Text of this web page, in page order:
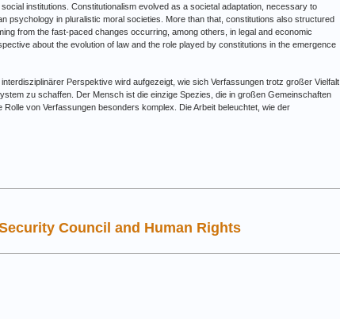
institutions. Constitutionalism evolved as a societal adaptation, necessary to
psychology in pluralistic moral societies. More than that, constitutions also structured
from the fast-paced changes occurring, among others, in legal and economic
about the evolution of law and the role played by constitutions in the emergence
Perspektive wird aufgezeigt, wie sich Verfassungen trotz großer Vielfalt
zu schaffen. Der Mensch ist die einzige Spezies, die in großen Gemeinschaften
von Verfassungen besonders komplex. Die Arbeit beleuchtet, wie der
Council and Human Rights